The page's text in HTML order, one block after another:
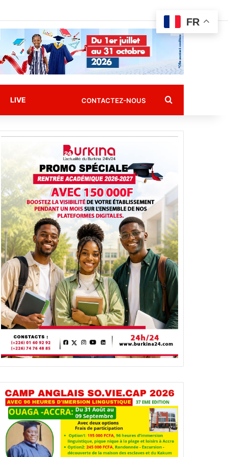
LIVE CONTACTEZ-NOUS Rechercher
FR